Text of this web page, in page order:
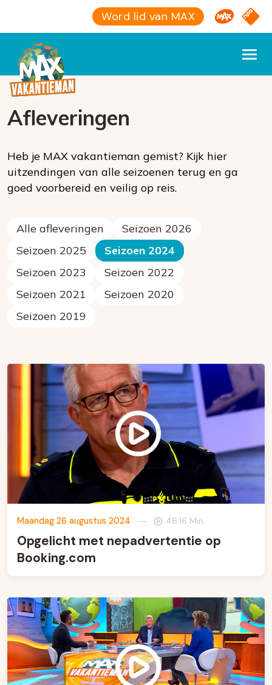
Word lid van MAX Omroep
NPO
Afleveringen
Heb je MAX vakantieman gemist? Kijk hier
uitzendingen van alle seizoenen terug en ga
goed voorbereid en veilig op reis.
Alle afleveringen
Seizoen 2026
Seizoen 2025
Seizoen 2024
Seizoen 2023
Seizoen 2022
Seizoen 2021
Seizoen 2020
Seizoen 2019
Maandag 26 augustus 2024 — 46:16 Min.
Opgelicht met nepadvertentie op
Booking.com